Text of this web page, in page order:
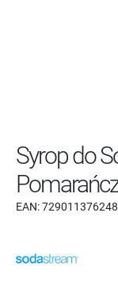
Syrop do
EAN: